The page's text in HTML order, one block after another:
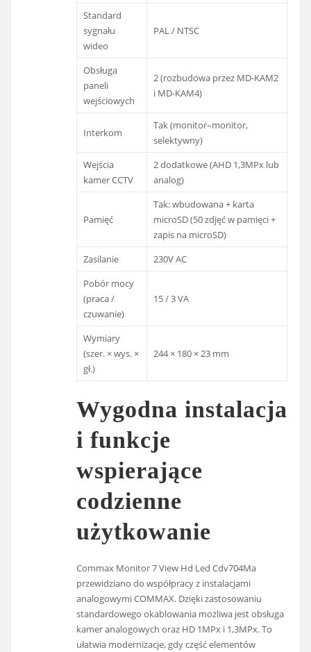
Standard
sygnału
wideo
PAL / NTSC
Obsługa
paneli
wejściowych
2 (rozbudowa przez MD-KAM2
i MD-KAM4)
Interkom
Tak (monitor–monitor,
selektywny)
Wejścia
kamer CCTV
2 dodatkowe (AHD 1,3MPx lub
analog)
Pamięć
Tak: wbudowana + karta
microSD (50 zdjęć w pamięci +
zapis na microSD)
Zasilanie
230V AC
Pobór mocy
(praca /
czuwanie)
15 / 3 VA
Wymiary
(szer. × wys. ×
gł.)
244 × 180 × 23 mm
Wygodna instalacja
i funkcje
wspierające
codzienne
użytkowanie
Commax Monitor 7 View Hd Led Cdv704Ma
przewidziano do współpracy z instalacjami
analogowymi COMMAX. Dzięki zastosowaniu
standardowego okablowania możliwa jest obsługa
kamer analogowych oraz HD 1MPx i 1,3MPx. To
ułatwia modernizacje, gdy część elementów